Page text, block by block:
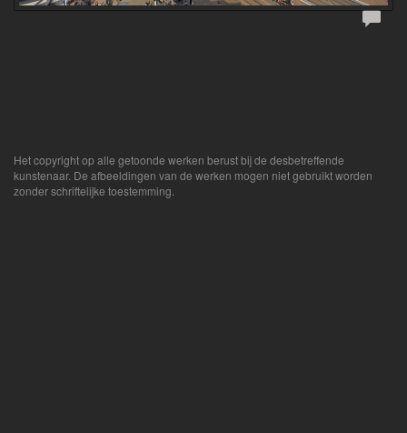
Het copyright op alle getoonde werken berust bij de desbetreffende
kunstenaar. De afbeeldingen van de werken mogen niet gebruikt worden
zonder schriftelijke toestemming.